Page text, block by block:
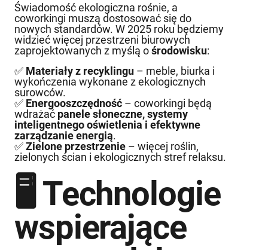
Świadomość ekologiczna rośnie, a
coworkingi muszą dostosować się do
nowych standardów. W 2025 roku będziemy
widzieć więcej przestrzeni biurowych
zaprojektowanych z myślą ośrodowisku:
✅ Materiały z recyklingu – meble, biurka i
wykończenia wykonane z ekologicznych
surowców.
✅ Energooszczędność – coworkingi będą
wdrażać panele słoneczne, systemy
inteligentnego oświetlenia i efektywne
zarządzanie energią.
✅Zielone przestrzenie – więcej roślin,
zielonych ścian i ekologicznych stref relaksu.
🖥 Technologie
wspierające